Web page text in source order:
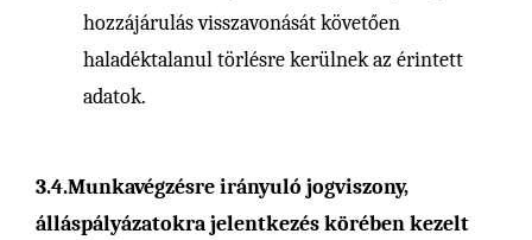
hozzájárulás visszavonását követően
haladéktalanul törlésre kerülnek az érintett
adatok.
3.4.Munkavégzésre irányuló jogviszony,
álláspályázatokra jelentkezés körében kezelt